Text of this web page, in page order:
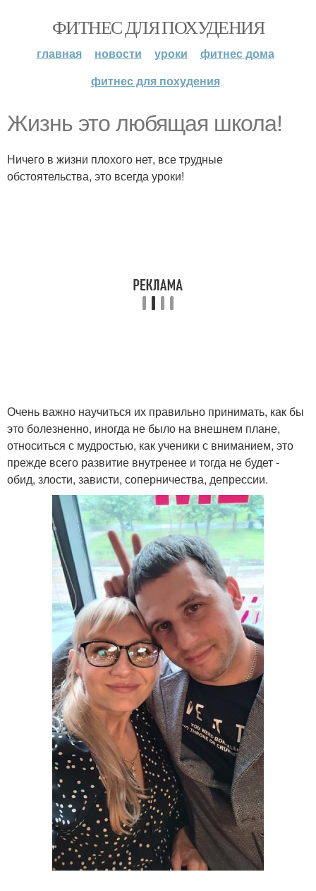
ФИТНЕС ДЛЯ ПОХУДЕНИЯ
главная новости уроки
фитнес дома
фитнес для похудения
Жизнь это любящая школа!
Ничего в жизни плохого нет, все трудные
обстоятельства, это всегда уроки!
Очень важно научиться их правильно принимать, как бы
это болезненно, иногда не было на внешнем плане,
относиться с мудростью, как ученики с вниманием, это
прежде всего развитие внутренее и тогда не будет -
обид, злости, зависти, соперничества, депрессии.